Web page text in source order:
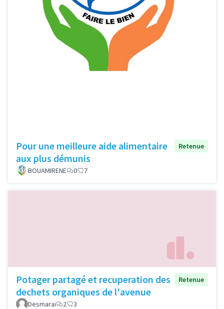
Pour une meilleure aide alimentaire
aux plus démunis
Retenue
BOUAMIRENE 0 7
Potager partagé et recuperation des
dechets organiques de l'avenue
Retenue
Desmarai 2 3